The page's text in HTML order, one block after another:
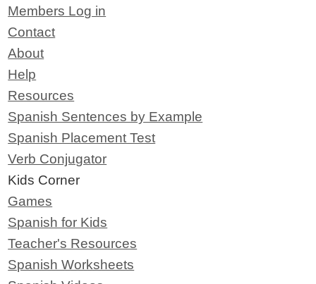
Members Log in
Contact
About
Help
Resources
Spanish Sentences by Example
Spanish Placement Test
Verb Conjugator
Kids Corner
Games
Spanish for Kids
Teacher's Resources
Spanish Worksheets